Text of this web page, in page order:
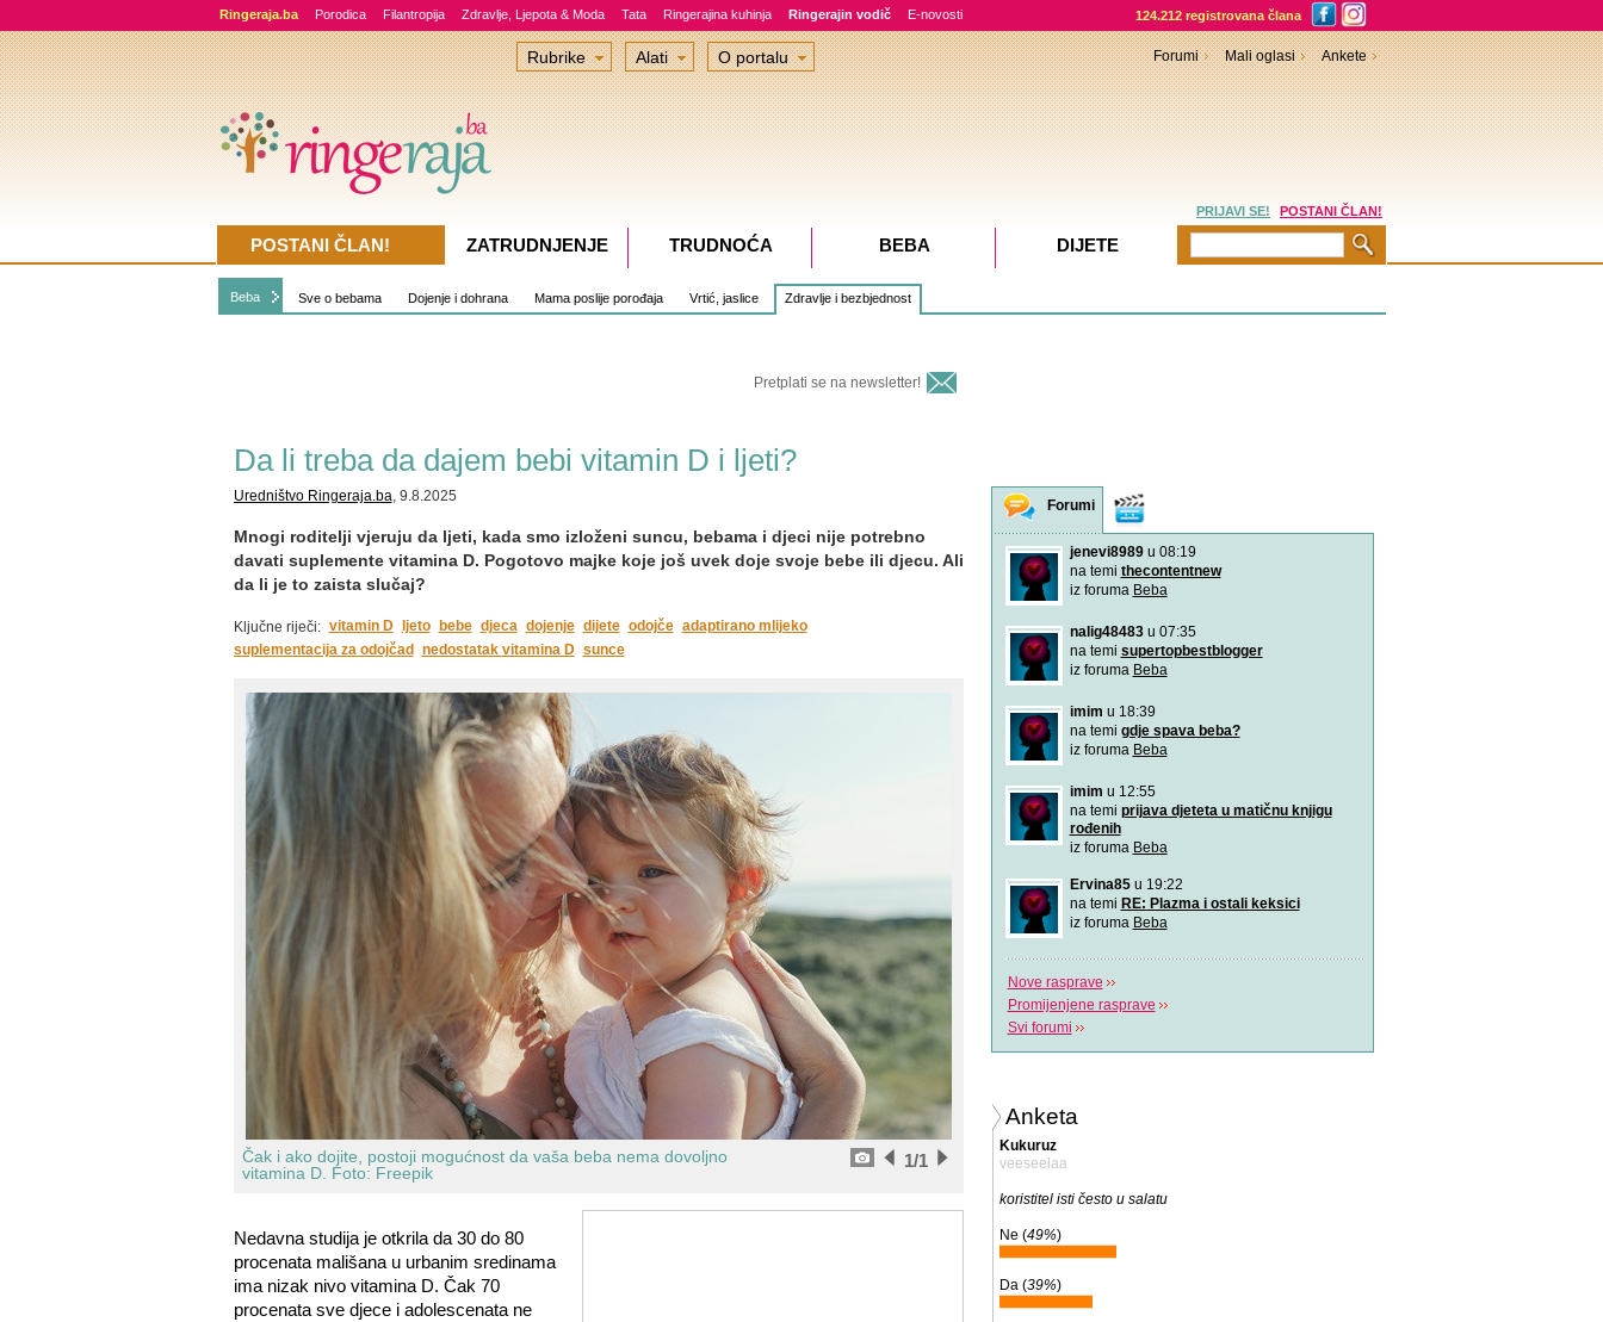
Ringeraja.ba Porodica Filantropija Zdravlje, Ljepota & Moda Tata Ringerajina kuhinja Ringerajin vodič E-novosti 124.212 registrovana člana
Beba Sve o bebama Dojenje i dohrana Mama poslije porođaja Vrtić, jaslice Zdravlje i bezbjednost
Pretplati se na newsletter!
Da li treba da dajem bebi vitamin D i ljeti?
Uredništvo Ringeraja.ba, 9.8.2025
Mnogi roditelji vjeruju da ljeti, kada smo izloženi suncu, bebama i djeci nije potrebno
davati suplemente vitamina D. Pogotovo majke koje još uvek doje svoje bebe ili djecu. Ali
da li je to zaista slučaj?
Ključne riječi: vitamin D ljeto bebe djeca dojenje dijete odojče adaptirano mlijeko
suplementacija za odojčad
nedostatak vitamina D sunce
Čak i ako dojite, postoji mogućnost da vaša beba nema dovoljno
vitamina D. Foto: Freepik
/1
1
Nedavna studija je otkrila da 30 do 80
procenata mališana u urbanim sredinama
ima nizak nivo vitamina D. Čak 70
procenata sve djece i adolescenata ne
Forumi
jenevi8989u 08:19
na temi thecontentnew
iz foruma Beba
nalig48483u 07:35
na temi supertopbestblogger
iz foruma Beba
imim u 18:39
na temi gdje spava beba?
iz foruma Beba
imim u 12:55
na temi prijava djeteta u matičnu knjigu
rođenih
iz foruma Beba
Ervina85u 19:22
na temi RE: Plazma i ostali keksici
iz foruma Beba
Nove rasprave
Promijenjene rasprave
Svi forumi
Anketa
Kukuruz
veeseelaa
koristitel isti često u salatu
Ne (49%)
Da (39%)
Rubrike Alati O portalu Forumi Mali oglasi Ankete
PRIJAVI SE! POSTANI ČLAN!
POSTANI ČLAN! ZATRUDNJENJE TRUDNOĆA BEBA DIJETE